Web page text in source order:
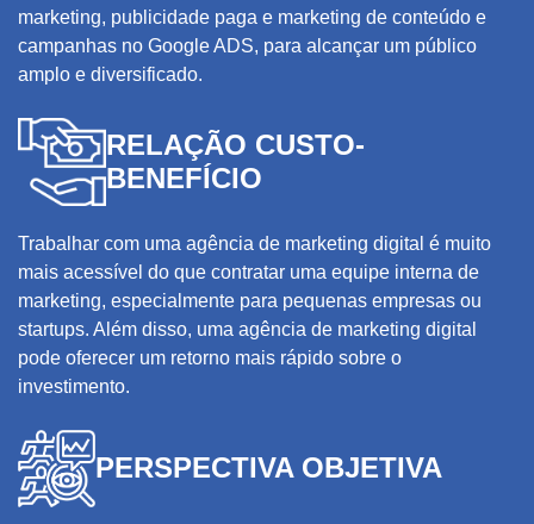
marketing, publicidade paga e marketing de conteúdo e
campanhas no Google ADS, para alcançar um público
amplo e diversificado.
RELAÇÃO CUSTO-
BENEFÍCIO
Trabalhar com uma agência de marketing digital é muito
mais acessível do que contratar uma equipe interna de
marketing, especialmente para pequenas empresas ou
startups. Além disso, uma agência de marketing digital
pode oferecer um retorno mais rápido sobre o
investimento.
PERSPECTIVA OBJETIVA